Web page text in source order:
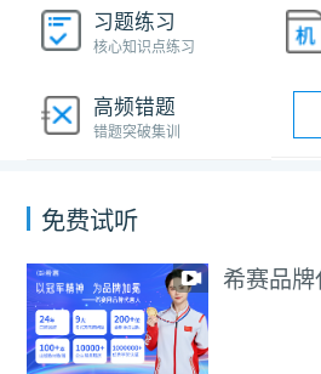
习题练习
核心知识点练习
高频错题
错题突破集训
免费试听
希赛品